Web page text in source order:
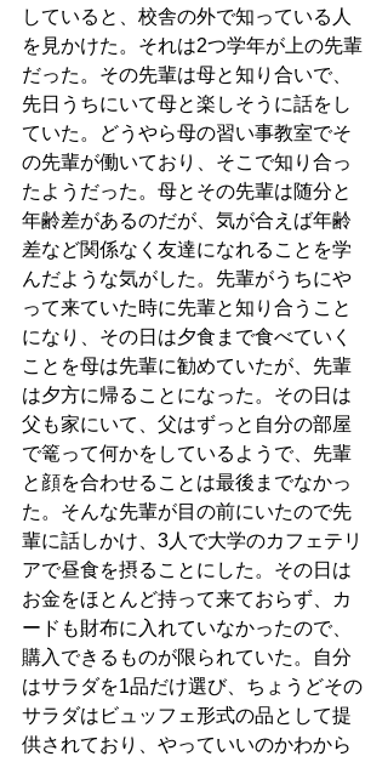
していると、校舎の外で知っている人
を見かけた。それは2つ学年が上の先輩
だった。その先輩は母と知り合いで、
先日うちにいて母と楽しそうに話をし
ていた。どうやら母の習い事教室でそ
の先輩が働いており、そこで知り合っ
たようだった。母とその先輩は随分と
年齢差があるのだが、気が合えば年齢
差など関係なく友達になれることを学
んだような気がした。先輩がうちにや
って来ていた時に先輩と知り合うこと
になり、その日は夕食まで食べていく
ことを母は先輩に勧めていたが、先輩
は夕方に帰ることになった。その日は
父も家にいて、父はずっと自分の部屋
で篭って何かをしているようで、先輩
と顔を合わせることは最後までなかっ
た。そんな先輩が目の前にいたので先
輩に話しかけ、3人で大学のカフェテリ
アで昼食を摂ることにした。その日は
お金をほとんど持って来ておらず、カ
ードも財布に入れていなかったので、
購入できるものが限られていた。自分
はサラダを1品だけ選び、ちょうどその
サラダはビュッフェ形式の品として提
供されており、やっていいのかわから